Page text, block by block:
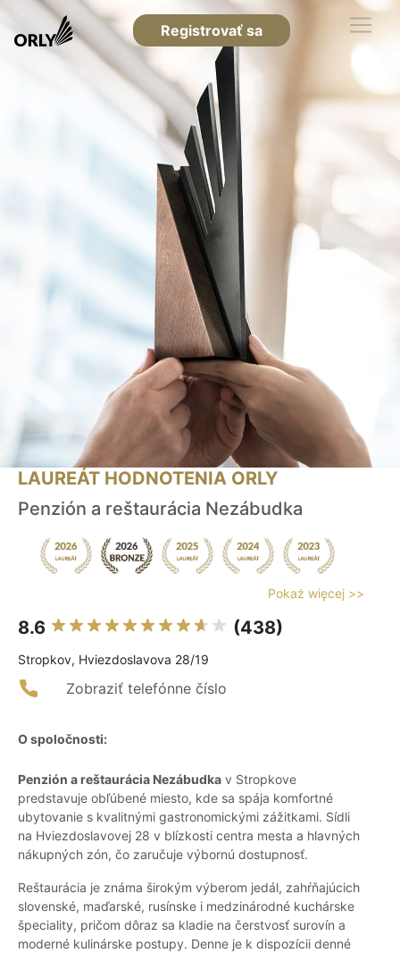
Registrovať sa
LAUREÁT HODNOTENIA ORLY
Penzión a reštaurácia Nezábudka
Pokaż więcej >>
8.6 (438)
Stropkov, Hviezdoslavova 28/19
Zobraziť telefónne číslo
O spoločnosti:
Penzión a reštaurácia Nezábudka v Stropkove
predstavuje obľúbené miesto, kde sa spája komfortné
ubytovanie s kvalitnými gastronomickými zážitkami. Sídli
na Hviezdoslavovej 28 v blízkosti centra mesta a hlavných
nákupných zón, čo zaručuje výbornú dostupnosť.
Reštaurácia je známa širokým výberom jedál, zahŕňajúcich
slovenské, maďarské, rusínske i medzinárodné kuchárske
špeciality, pričom dôraz sa kladie na čerstvosť surovín a
moderné kulinárske postupy. Denne je k dispozícii denné